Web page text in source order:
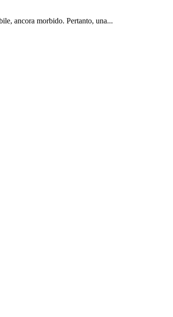
ancora morbido. Pertanto, una...